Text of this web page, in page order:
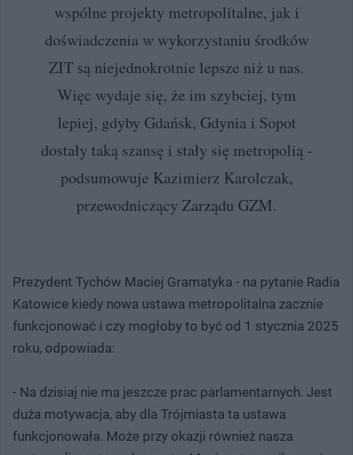
wspólne projekty metropolitalne, jak i
doświadczenia w wykorzystaniu środków
ZIT są niejednokrotnie lepsze niż u nas.
Więc wydaje się, że im szybciej, tym
lepiej, gdyby Gdańsk, Gdynia i Sopot
dostały taką szansę i stały się metropolią -
podsumowuje Kazimierz Karolczak,
przewodniczący Zarządu GZM.
Prezydent Tychów Maciej Gramatyka - na pytanie Radia
Katowice kiedy nowa ustawa metropolitalna zacznie
funkcjonować i czy mogłoby to być od 1 stycznia 2025
roku, odpowiada:
- Na dzisiaj nie ma jeszcze prac parlamentarnych. Jest
duża motywacja, aby dla Trójmiasta ta ustawa
funkcjonowała. Może przy okazji również nasza